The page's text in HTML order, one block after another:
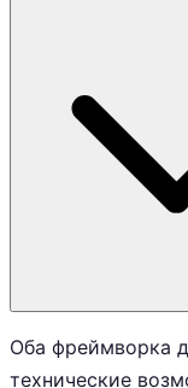
Оба фреймворка
технические